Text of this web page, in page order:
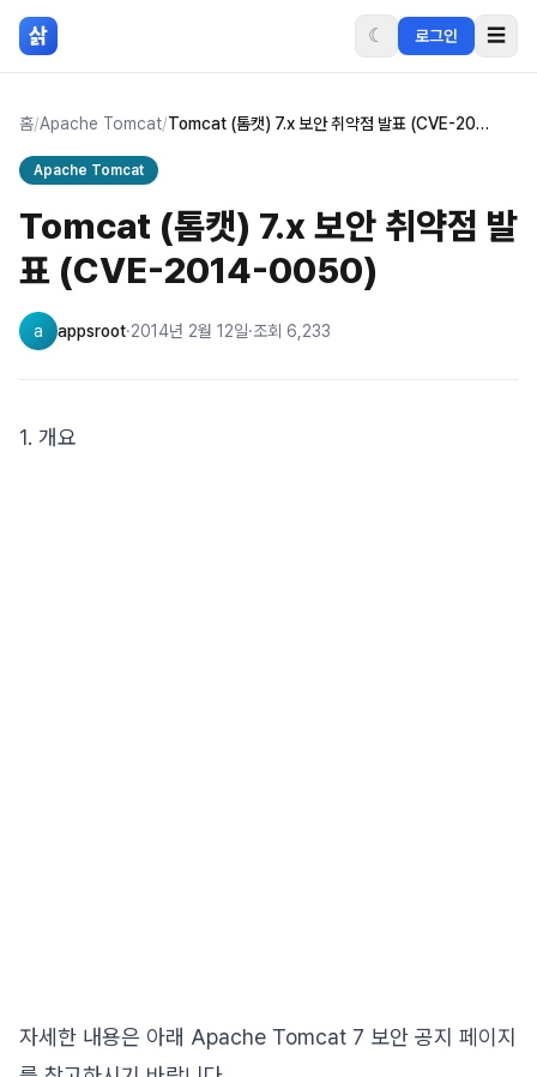
본문 바로가기
삵 ☾ 로그인 ☰
홈/Apache Tomcat/ Tomcat (톰캣) 7.x 보안 취약점 발표 (CVE-2014-0050)
Apache Tomcat
Tomcat (톰캣) 7.x 보안 취약점 발
표 (CVE-2014-0050)
a appsroot·2014년 2월 12일·조회 6,233
1. 개요
자세한 내용은 아래 Apache Tomcat 7 보안 공지 페이지